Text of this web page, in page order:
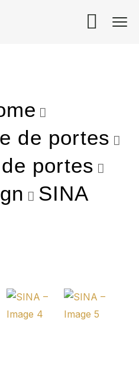
de portes
portes
SINA